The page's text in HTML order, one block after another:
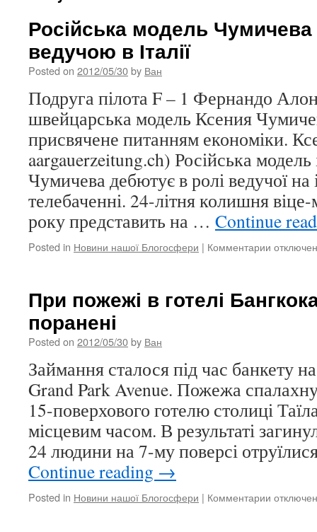
Російська модель
ведучою в Італії
Posted on 2012/05/30by Ван
Подруга пілота F – 1 Фернандо
швейцарська модель Ксения
присвячене питанням економіки.
aargauerzeitung.ch) Російська
Чумичева дебютує в ролі ведучої на
телебаченні. 24-літня колишня
року представить на … Continue
Posted in Новини нашої Блогосфери | Комментарии к
Чумичева
Італії
При пожежі в готелі
поранені
Posted on 2012/05/30by Ван
Займання сталося під час банкету
Grand Park Avenue. Пожежа
15-поверхового готелю столиці
місцевим часом. В результаті
24 людини на 7-му поверсі
Continue reading →
Posted in Новини нашої Блогосфери | Комментарии к